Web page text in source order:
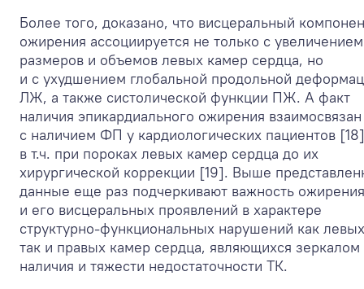
Более того, доказано, что висцеральный
ожирения ассоциируется не только с увеличением
размеров и объемов левых камер сердца, но
и с ухудшением глобальной продольной
ЛЖ, а также систолической функции ПЖ. А факт
наличия эпикардиального ожирения взаимосвязан
с наличием ФП у кардиологических пациентов
в т.ч. при пороках левых камер сердца до их
хирургической коррекции [19]. Выше
данные еще раз подчеркивают важность ожирения
и его висцеральных проявлений в характере
структурно-функциональных нарушений как
так и правых камер сердца, являющихся зеркалом
наличия и тяжести недостаточности ТК.